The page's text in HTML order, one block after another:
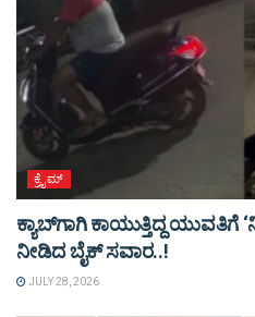
ಕ್ರೈಮ್
ಕ್ಯಾಬ್‌ಗಾಗಿ ಕಾಯುತ್ತಿದ್ದ ಯುವತಿಗೆ
ನೀಡಿದ ಬೈಕ್ ಸವಾರ..!
JULY 28, 2026